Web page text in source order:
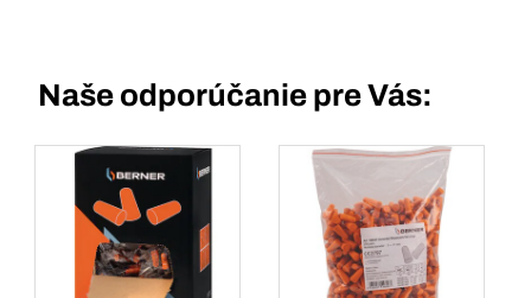
Naše odporúčanie pre Vás: